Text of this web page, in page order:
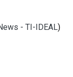
- TI-IDEAL)